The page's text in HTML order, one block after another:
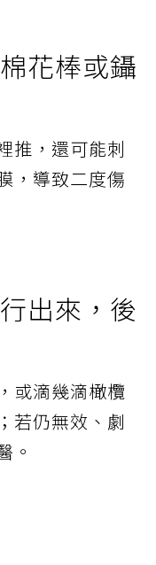
花棒或鑷
推，還可能刺
，導致二度傷
出來，後
或滴幾滴橄欖
若仍無效、劇
。